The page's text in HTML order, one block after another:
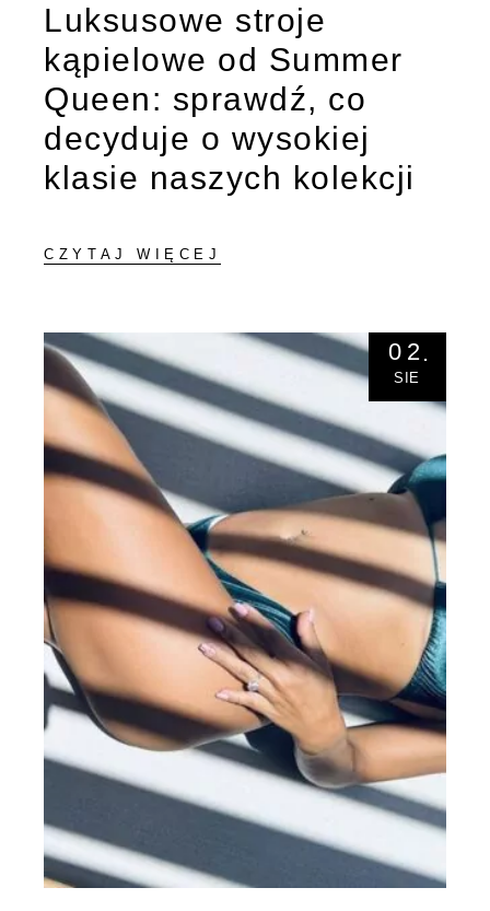
Luksusowe stroje
kąpielowe od Summer
Queen: sprawdź, co
decyduje o wysokiej
klasie naszych kolekcji
CZYTAJ WIĘCEJ
02
SIE